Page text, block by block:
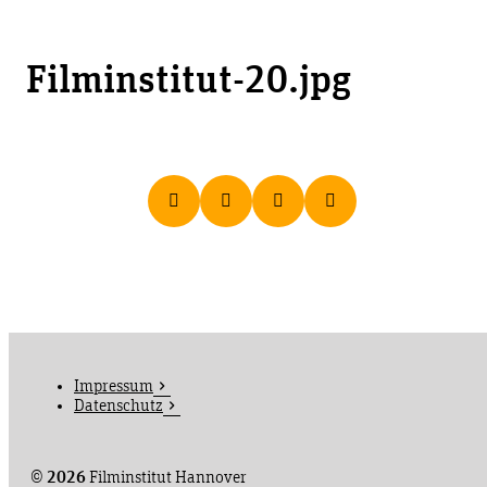
Filminstitut-20.jpg
© 2026Filminstitut Hannover
Impressum
Datenschutz